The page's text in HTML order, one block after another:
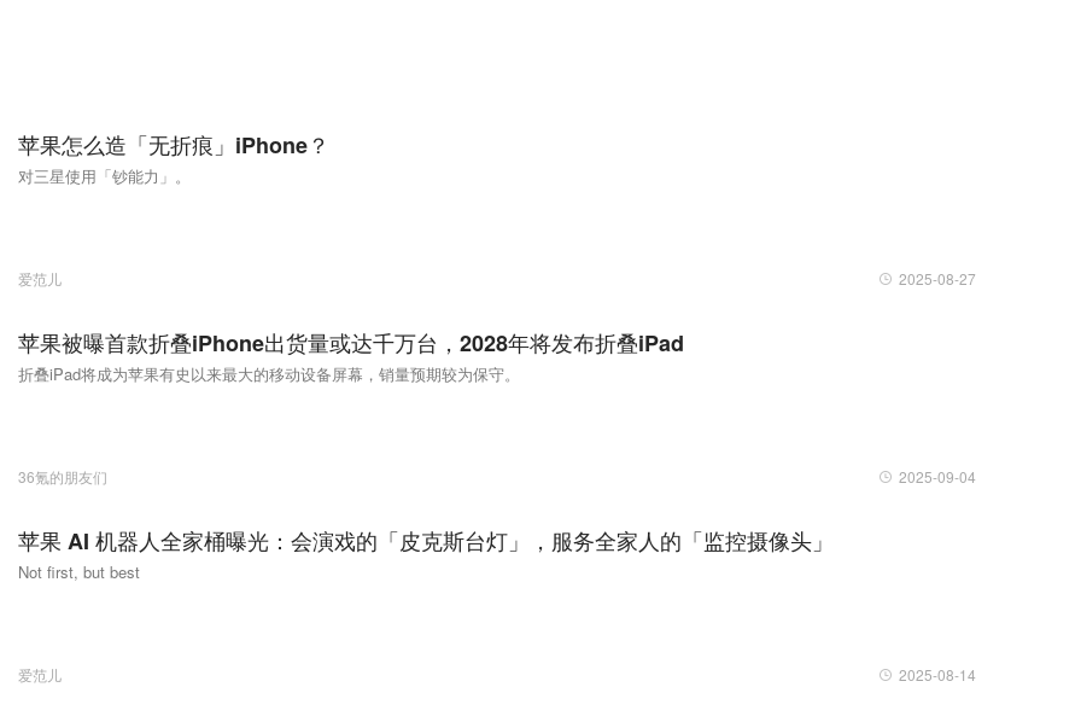
苹果怎么造「无折痕」iPhone？
对三星使用「钞能力」。
爱范儿 2025-08-27
苹果被曝首款折叠iPhone出货量或达千万台，2028年将发布折叠iPad
折叠iPad将成为苹果有史以来最大的移动设备屏幕，销量预期较为保守。
36氪的朋友们 2025-09-04
苹果 AI 机器人全家桶曝光：会演戏的「皮克斯台灯」，服务全家人的「监控摄像头」
Not first, but best
爱范儿 2025-08-14